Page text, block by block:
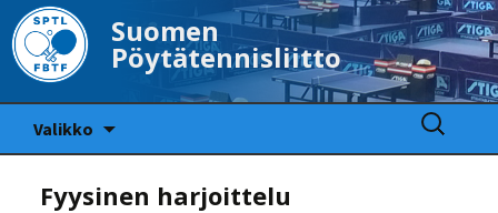
Suomen
Pöytätennisliitto
Valikko
Haku:
Fyysinen harjoittelu